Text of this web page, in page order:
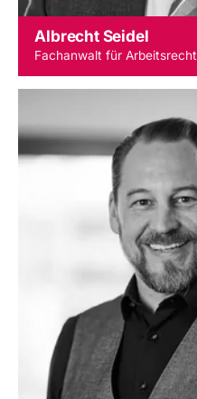
Albrecht Seidel
Fachanwalt für Arbeitsrecht